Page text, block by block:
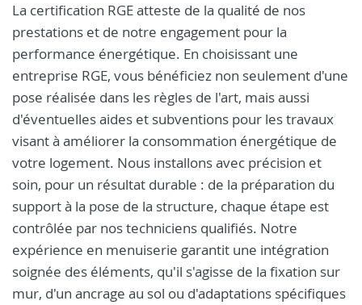
La certification RGE atteste de la qualité de nos
prestations et de notre engagement pour la
performance énergétique. En choisissant une
entreprise RGE, vous bénéficiez non seulement d'une
pose réalisée dans les règles de l'art, mais aussi
d'éventuelles aides et subventions pour les travaux
visant à améliorer la consommation énergétique de
votre logement. Nous installons avec précision et
soin, pour un résultat durable : de la préparation du
support à la pose de la structure, chaque étape est
contrôlée par nos techniciens qualifiés. Notre
expérience en menuiserie garantit une intégration
soignée des éléments, qu'il s'agisse de la fixation sur
mur, d'un ancrage au sol ou d'adaptations spécifiques